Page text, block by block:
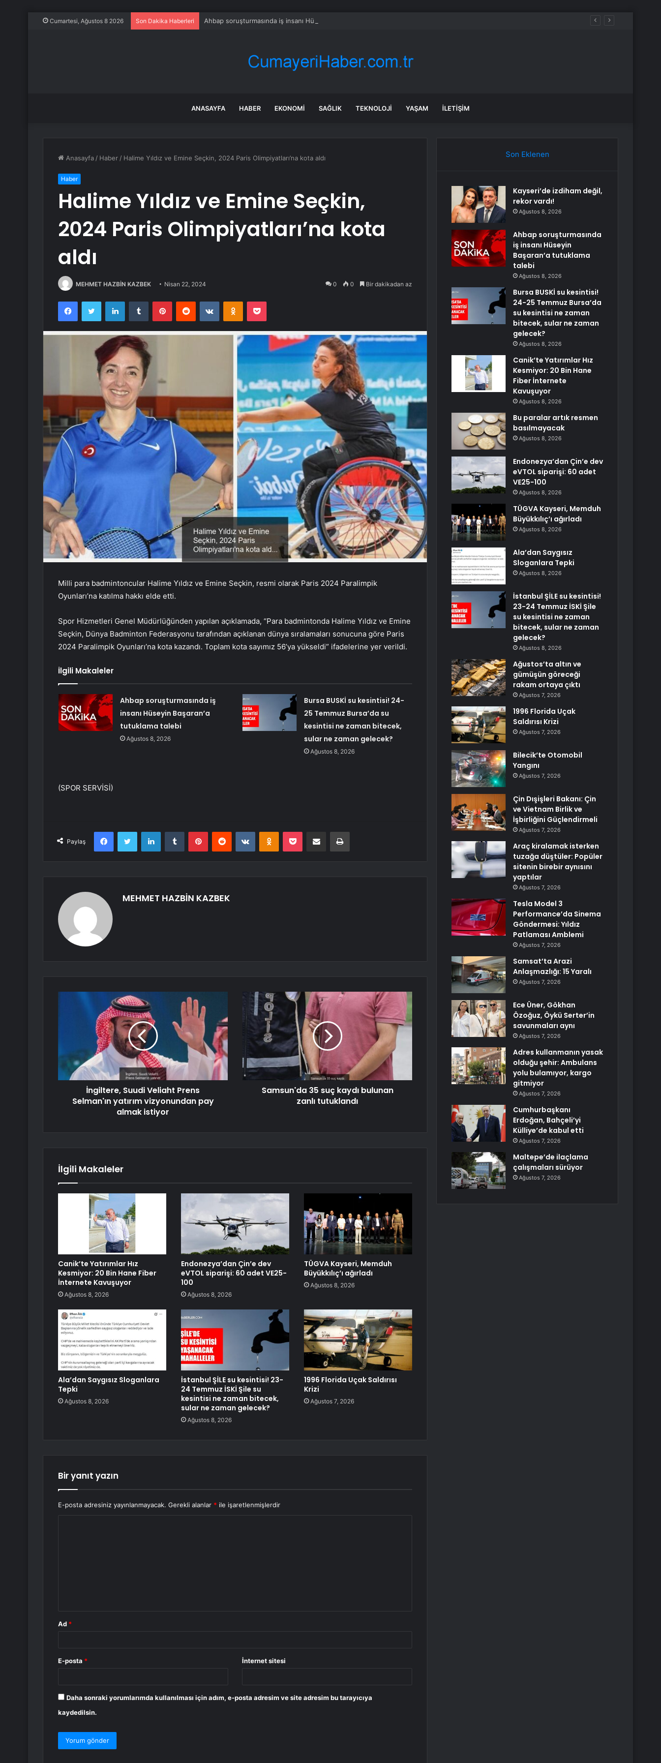
Cumartesi, Ağustos 8 2026 Son Dakika Haberleri Ahbap soruşturmasında iş insanı Hüseyin Başaran’a tutuklama talebi
ANASAYFA HABER EKONOMI SAĞLIK TEKNOLOJI YAŞAM İLETIŞIM
Anasayfa / Haber / Halime Yıldız ve Emine Seçkin, 2024 Paris Olimpiyatları’na kota aldı
Haber
Halime Yıldız ve Emine Seçkin,
2024 Paris Olimpiyatları’na kota
aldı
MEHMET HAZBİN KAZBEK Nisan 22, 2024 0 0 Bir dakikadan az
FacebookTwitter LinkedInTumblr PinterestReddit VKontakteOdnoklassniki
Pocket
Milli para badmintoncular Halime Yıldız ve Emine Seçkin, resmi olarak Paris 2024 Paralimpik
Oyunları’na katılma hakkı elde etti.
Spor Hizmetleri Genel Müdürlüğünden yapılan açıklamada, “Para badmintonda Halime Yıldız ve Emine
Seçkin, Dünya Badminton Federasyonu tarafından açıklanan dünya sıralamaları sonucuna göre Paris
2024 Paralimpik Oyunları’na kota kazandı. Toplam kota sayımız 56’ya yükseldi” ifadelerine yer verildi.
İlgili Makaleler
Ahbap soruşturmasında iş
insanı Hüseyin Başaran’a
tutuklama talebi
Ağustos 8, 2026
Bursa BUSKİ su kesintisi! 24-
25 Temmuz Bursa’da su
kesintisi ne zaman bitecek,
sular ne zaman gelecek?
Ağustos 8, 2026
(SPOR SERVİSİ)
Paylaş
FacebookTwitter LinkedInTumblr PinterestReddit VKontakteOdnoklassniki
Pocket E-Posta ile paylaş Yazdır
MEHMET HAZBİN KAZBEK
İngiltere, Suudi Veliaht Prens
Selman'ın yatırım vizyonundan pay
almak istiyor
Samsun'da 35 suç kaydı bulunan
zanlı tutuklandı
İlgili Makaleler
Canik’te Yatırımlar Hız
Kesmiyor: 20 Bin Hane Fiber
İnternete Kavuşuyor
Ağustos 8, 2026
Endonezya’dan Çin’e dev
eVTOL siparişi: 60 adet VE25-
100
Ağustos 8, 2026
TÜGVA Kayseri, Memduh
Büyükkılıç’ı ağırladı
Ağustos 8, 2026
Ala’dan Saygısız Sloganlara
Tepki
Ağustos 8, 2026
İstanbul ŞİLE su kesintisi! 23-
24 Temmuz İSKİ Şile su
kesintisi ne zaman bitecek,
sular ne zaman gelecek?
Ağustos 8, 2026
1996 Florida Uçak Saldırısı
Krizi
Ağustos 7, 2026
Bir yanıt yazın
E-posta adresiniz yayınlanmayacak. Gerekli alanlar * ile işaretlenmişlerdir
Ad *
E-posta * İnternet sitesi
Daha sonraki yorumlarımda kullanılması için adım, e-posta adresim ve site adresim bu tarayıcıya
kaydedilsin.
Son Eklenen
Kayseri’de izdiham değil,
rekor vardı!
Ağustos 8, 2026
Ahbap soruşturmasında
iş insanı Hüseyin
Başaran’a tutuklama
talebi
Ağustos 8, 2026
Bursa BUSKİ su kesintisi!
24-25 Temmuz Bursa’da
su kesintisi ne zaman
bitecek, sular ne zaman
gelecek?
Ağustos 8, 2026
Canik’te Yatırımlar Hız
Kesmiyor: 20 Bin Hane
Fiber İnternete
Kavuşuyor
Ağustos 8, 2026
Bu paralar artık resmen
basılmayacak
Ağustos 8, 2026
Endonezya’dan Çin’e dev
eVTOL siparişi: 60 adet
VE25-100
Ağustos 8, 2026
TÜGVA Kayseri, Memduh
Büyükkılıç’ı ağırladı
Ağustos 8, 2026
Ala’dan Saygısız
Sloganlara Tepki
Ağustos 8, 2026
İstanbul ŞİLE su kesintisi!
23-24 Temmuz İSKİ Şile
su kesintisi ne zaman
bitecek, sular ne zaman
gelecek?
Ağustos 8, 2026
Ağustos’ta altın ve
gümüşün göreceği
rakam ortaya çıktı
Ağustos 7, 2026
1996 Florida Uçak
Saldırısı Krizi
Ağustos 7, 2026
Bilecik’te Otomobil
Yangını
Ağustos 7, 2026
Çin Dışişleri Bakanı: Çin
ve Vietnam Birlik ve
İşbirliğini Güçlendirmeli
Ağustos 7, 2026
Araç kiralamak isterken
tuzağa düştüler: Popüler
sitenin birebir aynısını
yaptılar
Ağustos 7, 2026
Tesla Model 3
Performance’da Sinema
Göndermesi: Yıldız
Patlaması Amblemi
Ağustos 7, 2026
Samsat’ta Arazi
Anlaşmazlığı: 15 Yaralı
Ağustos 7, 2026
Ece Üner, Gökhan
Özoğuz, Öykü Serter’in
savunmaları aynı
Ağustos 7, 2026
Adres kullanmanın yasak
olduğu şehir: Ambulans
yolu bulamıyor, kargo
gitmiyor
Ağustos 7, 2026
Cumhurbaşkanı
Erdoğan, Bahçeli’yi
Külliye’de kabul etti
Ağustos 7, 2026
Maltepe’de ilaçlama
çalışmaları sürüyor
Ağustos 7, 2026